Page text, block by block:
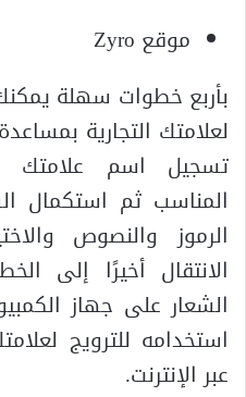
موقع Zyro
بأربع خطوات سهلة
تسجيل اسم علامتك
المناسب ثم استكمال
الرموز والنصوص
الانتقال أخيرًا إلى
الشعار على جهاز
استخدامه للترويج
عبر الإنترنت.